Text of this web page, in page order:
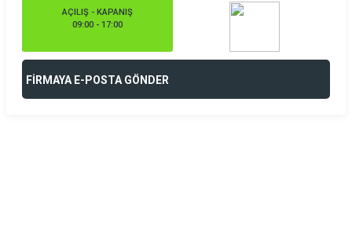
AÇILIŞ - KAPANIŞ
09:00 - 17:00
FİRMAYA E-POSTA GÖNDER